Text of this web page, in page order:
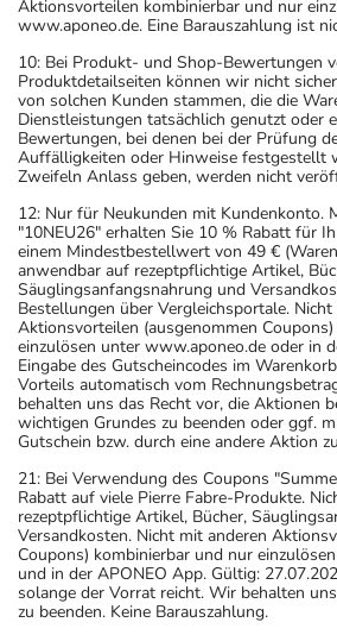
Aktionsvorteilen kombinierbar und nur
www.aponeo.de. Eine Barauszahlung ist
10: Bei Produkt- und Shop-Bewertungen
Produktdetailseiten können wir nicht
von solchen Kunden stammen, die die
Dienstleistungen tatsächlich genutzt oder
Bewertungen, bei denen bei der Prüfung
Auffälligkeiten oder Hinweise festgestellt
Zweifeln Anlass geben, werden nicht
12: Nur für Neukunden mit Kundenkonto.
"10NEU26" erhalten Sie 10 % Rabatt für
einem Mindestbestellwert von 49 €
anwendbar auf rezeptpflichtige Artikel,
Säuglingsanfangsnahrung und
Bestellungen über Vergleichsportale.
Aktionsvorteilen (ausgenommen
einzulösen unter www.aponeo.de oder in
Eingabe des Gutscheincodes im
Vorteils automatisch vom
behalten uns das Recht vor, die Aktionen
wichtigen Grundes zu beenden oder ggf.
Gutschein bzw. durch eine andere Aktion
21: Bei Verwendung des Coupons
Rabatt auf viele Pierre Fabre-Produkte.
rezeptpflichtige Artikel, Bücher,
Versandkosten. Nicht mit anderen
Coupons) kombinierbar und nur
und in der APONEO App. Gültig:
solange der Vorrat reicht. Wir behalten
zu beenden. Keine Barauszahlung.